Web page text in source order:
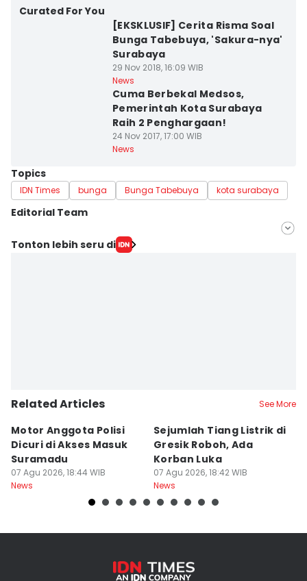
Curated For You
[EKSKLUSIF] Cerita Risma Soal
Bunga Tabebuya, 'Sakura-nya'
Surabaya
29 Nov 2018, 16:09 WIB
News
Cuma Berbekal Medsos,
Pemerintah Kota Surabaya
Raih 2 Penghargaan!
24 Nov 2017, 17:00 WIB
News
Topics
IDN Times bunga Bunga Tabebuya kota surabaya
Editorial Team
Editor
Tonton lebih seru di
Related Articles See More
Motor Anggota Polisi
Dicuri di Akses Masuk
Suramadu
07 Agu 2026, 18:44 WIB
News
Sejumlah Tiang Listrik di
Gresik Roboh, Ada
Korban Luka
07 Agu 2026, 18:42 WIB
News